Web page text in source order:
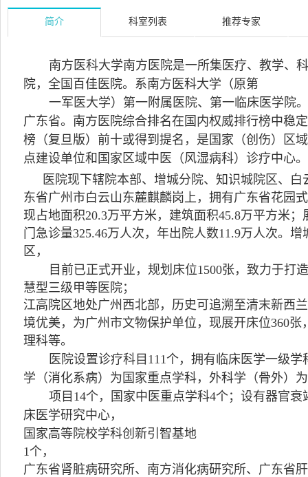
简介 科室列表 推荐专家
南方医科大学南方医院是一所集医疗、教学、
院，全国百佳医院。系南方医科大学（原第
一军医大学）第一附属医院、第一临床医学院
广东省。南方医院综合排名在国内权威排行榜中稳
榜（复旦版）前十或得到提名，是国家（创伤）区
点建设单位和国家区域中医（风湿病科）诊疗中心。
医院现下辖院本部、增城分院、知识城院区、
东省广州市白云山东麓麒麟岗上，拥有广东省花园
现占地面积20.3万平方米，建筑面积45.8万平方米
门急诊量325.46万人次，年出院人数11.9万人次。
区，
目前已正式开业，规划床位1500张，致力于打
慧型三级甲等医院；
江高院区地处广州西北部，历史可追溯至清末新西
境优美，为广州市文物保护单位，现展开床位360
理科等。
医院设置诊疗科目111个，拥有临床医学一级
学（消化系病）为国家重点学科，外科学（骨外）
项目14个，国家中医重点学科4个；设有器官
床医学研究中心，
国家高等院校学科创新引智基地
1个，
广东省肾脏病研究所、南方消化病研究所、广东省